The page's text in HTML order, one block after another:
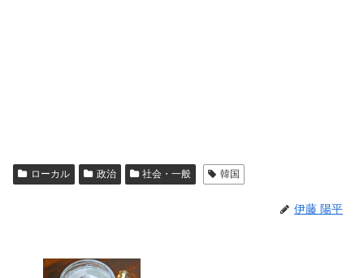
ローカル 政治 社会・一般 韓国
伊藤 陽平